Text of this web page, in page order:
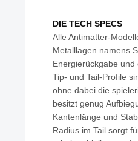
DIE TECH SPECS
Alle Antimatter-
Metalllagen namens
Energierückgabe und
Tip- und Tail-Profile
ohne dabei die
besitzt genug
Kantenlänge und
Radius im Tail sorgt